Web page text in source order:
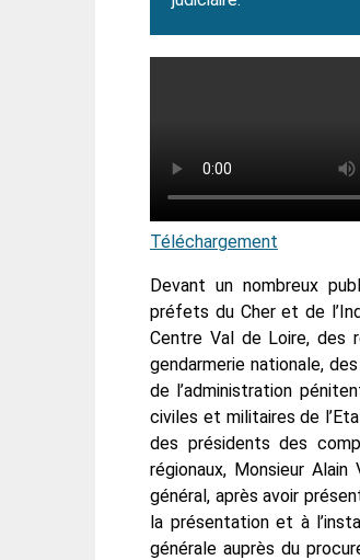
Téléchargement
Devant un nombreux
préfets du Cher et de
Centre Val de Loire, des
gendarmerie nationale,
de l’administration
civiles et militaires de
des présidents des
régionaux, Monsieur
général, après avoir
la présentation et à
générale auprès du